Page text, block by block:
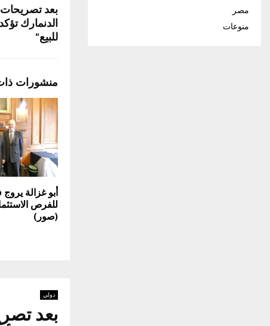
بعد
الدنمارك
للبيع"
منشورات
أبو غزالة
للفرص
(صور)
دولي
بعد
مصر
منوعات